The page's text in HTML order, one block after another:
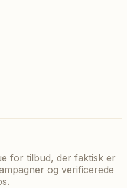
for tilbud, der faktisk er
og verificerede